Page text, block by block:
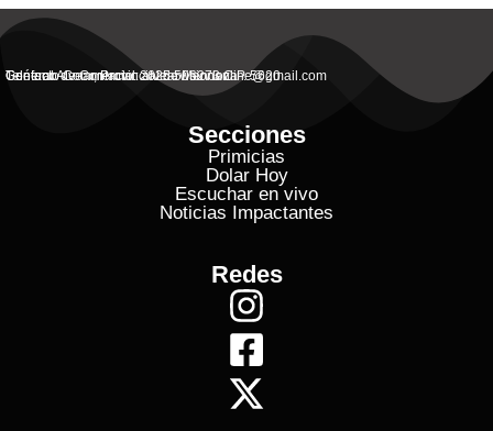
General Alvear, Provincial de Mendoza
Contacto Commercial: alvearvisionanline@gmail.com
Teléfono de Contacto: 2625 506273 C.P. 5620
Secciones
Primicias
Dolar Hoy
Escuchar en vivo
Noticias Impactantes
Redes